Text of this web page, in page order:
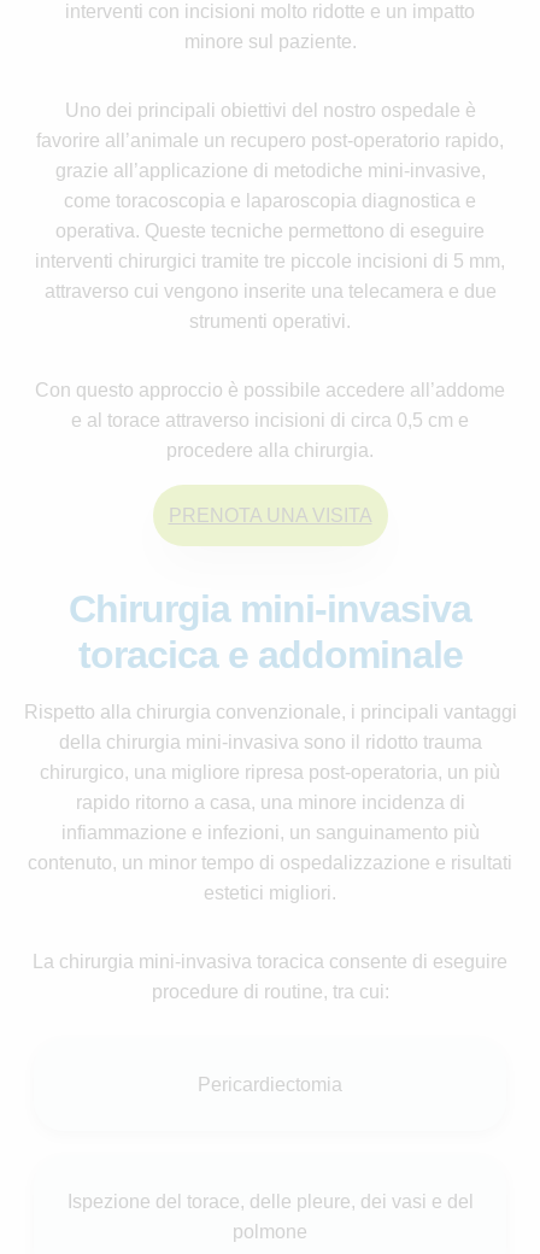
interventi con incisioni molto ridotte e un impatto
minore sul paziente.
Uno dei principali obiettivi del nostro ospedale è
favorire all’animale un recupero post-operatorio rapido,
grazie all’applicazione di metodiche mini-invasive,
come toracoscopia e laparoscopia diagnostica e
operativa. Queste tecniche permettono di eseguire
interventi chirurgici tramite tre piccole incisioni di 5 mm,
attraverso cui vengono inserite una telecamera e due
strumenti operativi.
Con questo approccio è possibile accedere all’addome
e al torace attraverso incisioni di circa 0,5 cm e
procedere alla chirurgia.
PRENOTA UNA VISITA
Chirurgia mini-invasiva
toracica e addominale
Rispetto alla chirurgia convenzionale, i principali vantaggi
della chirurgia mini-invasiva sono il ridotto trauma
chirurgico, una migliore ripresa post-operatoria, un più
rapido ritorno a casa, una minore incidenza di
infiammazione e infezioni, un sanguinamento più
contenuto, un minor tempo di ospedalizzazione e risultati
estetici migliori.
La chirurgia mini-invasiva toracica consente di eseguire
procedure di routine, tra cui:
Pericardiectomia
Ispezione del torace, delle pleure, dei vasi e del
polmone